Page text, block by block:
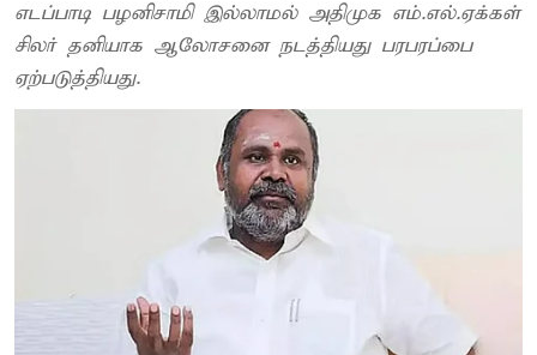
எடப்பாடி பழனிசாமி இல்லாமல் அதிமுக எம்.எல்.ஏக்கள்
சிலர் தனியாக ஆலோசனை நடத்தியது பரபரப்பை
ஏற்படுத்தியது.